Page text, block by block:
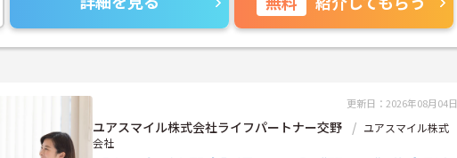
更新日：2026年08月04日
ユアスマイル株式会社ライフパートナー交野
ユアスマイル株式
会社